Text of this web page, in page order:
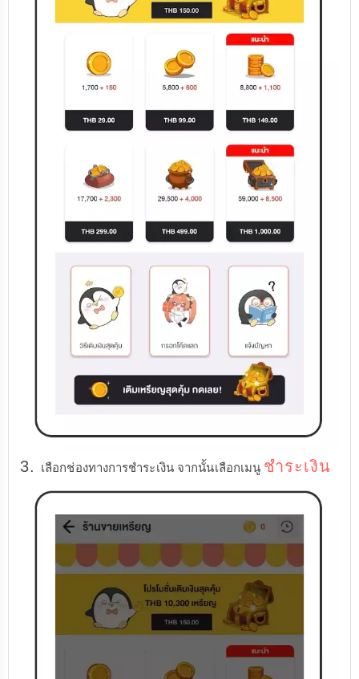
3. เลือกช่องทางการชำระเงิน จากนั้นเลือกเมนู ชำระเงิน